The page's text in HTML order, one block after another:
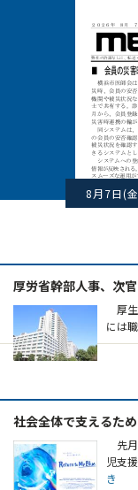
8月7日(
厚労省幹部人事、次
厚生
には
社会全体で支えるた
先月
児支
き